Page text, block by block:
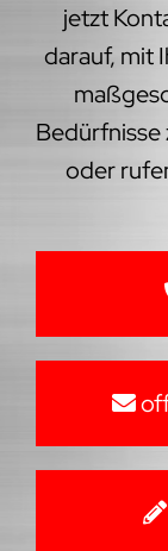
jetzt
darauf, mit
Bedürfnisse
oder